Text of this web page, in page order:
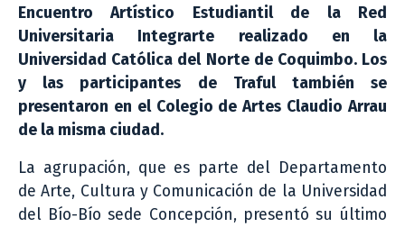
Encuentro Artístico Estudiantil de la Red
Universitaria Integrarte realizado en la
Universidad Católica del Norte de Coquimbo. Los
y las participantes de Traful también se
presentaron en el Colegio de Artes Claudio Arrau
de la misma ciudad.
La agrupación, que es parte del Departamento
de Arte, Cultura y Comunicación de la Universidad
del Bío-Bío sede Concepción, presentó su último